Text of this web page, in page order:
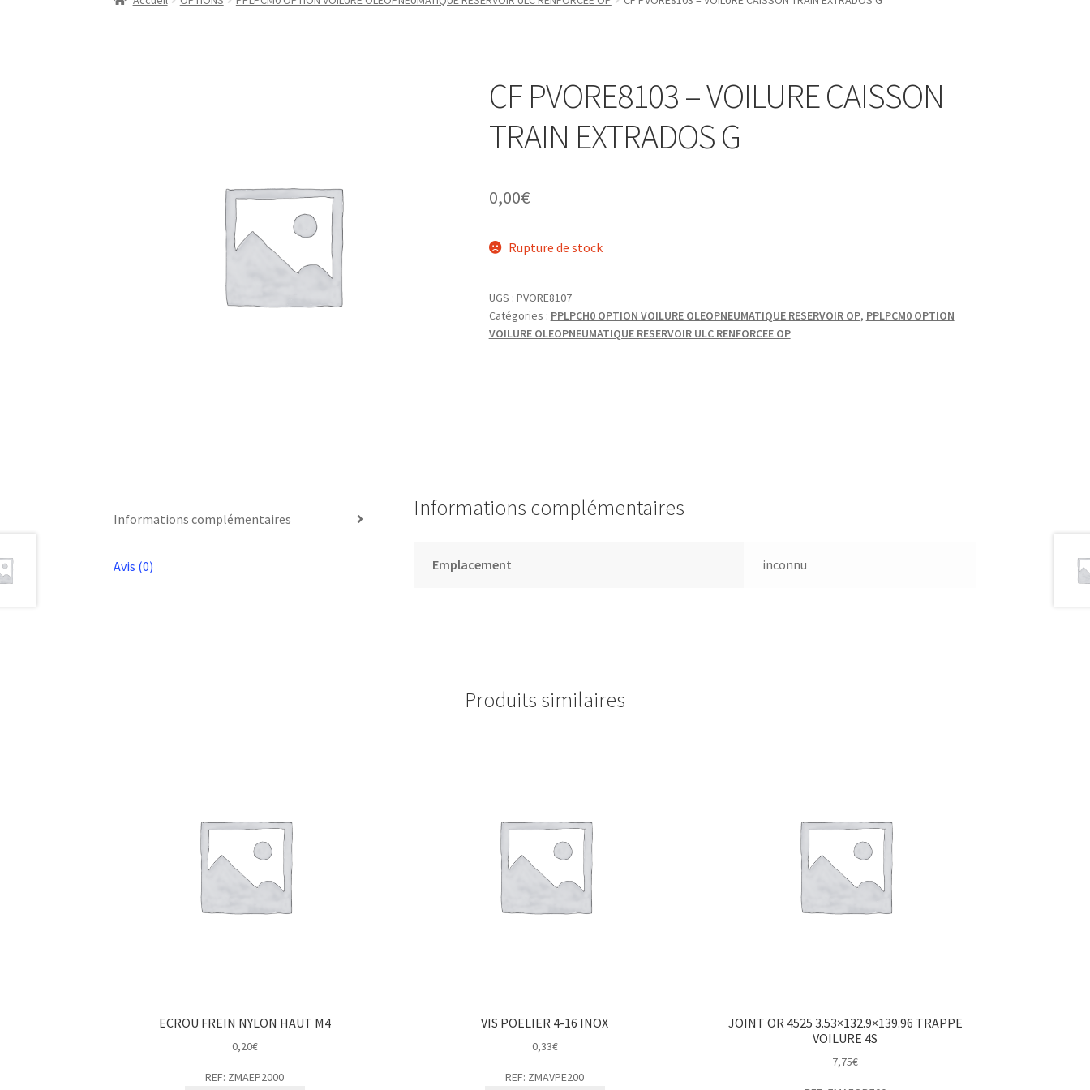
CF PVORE8103 – VOILURE CAISSON
TRAIN EXTRADOS G
0,00€
Rupture de stock
UGS : PVORE8107
Catégories : PPLPCH0 OPTION VOILURE OLEOPNEUMATIQUE RESERVOIR OP, PPLPCM0 OPTION
VOILURE OLEOPNEUMATIQUE RESERVOIR ULC RENFORCEE OP
Informations complémentaires
Avis (0)
Informations complémentaires
Emplacement inconnu
Produits similaires
ECROU FREIN NYLON HAUT M4
0,20€
REF: ZMAEP2000
VIS POELIER 4-16 INOX
0,33€
REF: ZMAVPE200
JOINT OR 4525 3.53×132.9×139.96 TRAPPE
VOILURE 4S
7,75€